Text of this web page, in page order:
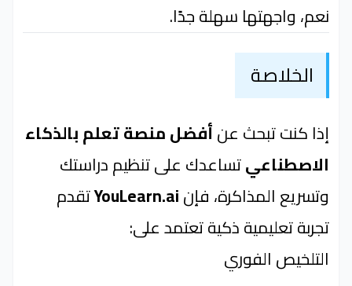
نعم، واجهتها سهلة جدًا.
الخلاصة
إذا كنت تبحث عنأفضل منصة تعلم بالذكاء
الاصطناعيتساعدك على تنظيم دراستك
وتسريع المذاكرة، فإنYouLearn.aiتقدم
تجربة تعليمية ذكية تعتمد على:
التلخيص الفوري